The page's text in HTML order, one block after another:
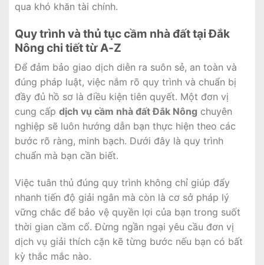
qua khó khăn tài chính.
Quy trình và thủ tục cầm nhà đất tại Đắk
Nông chi tiết từ A-Z
Để đảm bảo giao dịch diễn ra suôn sẻ, an toàn và
đúng pháp luật, việc nắm rõ quy trình và chuẩn bị
đầy đủ hồ sơ là điều kiện tiên quyết. Một đơn vị
cung cấp dịch vụ cầm nhà đất Đắk Nông chuyên
nghiệp sẽ luôn hướng dẫn bạn thực hiện theo các
bước rõ ràng, minh bạch. Dưới đây là quy trình
chuẩn mà bạn cần biết.
Việc tuân thủ đúng quy trình không chỉ giúp đẩy
nhanh tiến độ giải ngân mà còn là cơ sở pháp lý
vững chắc để bảo vệ quyền lợi của bạn trong suốt
thời gian cầm cố. Đừng ngần ngại yêu cầu đơn vị
dịch vụ giải thích cặn kẽ từng bước nếu bạn có bất
kỳ thắc mắc nào.